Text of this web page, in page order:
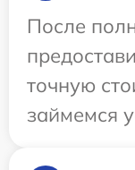
После
точную
займемся